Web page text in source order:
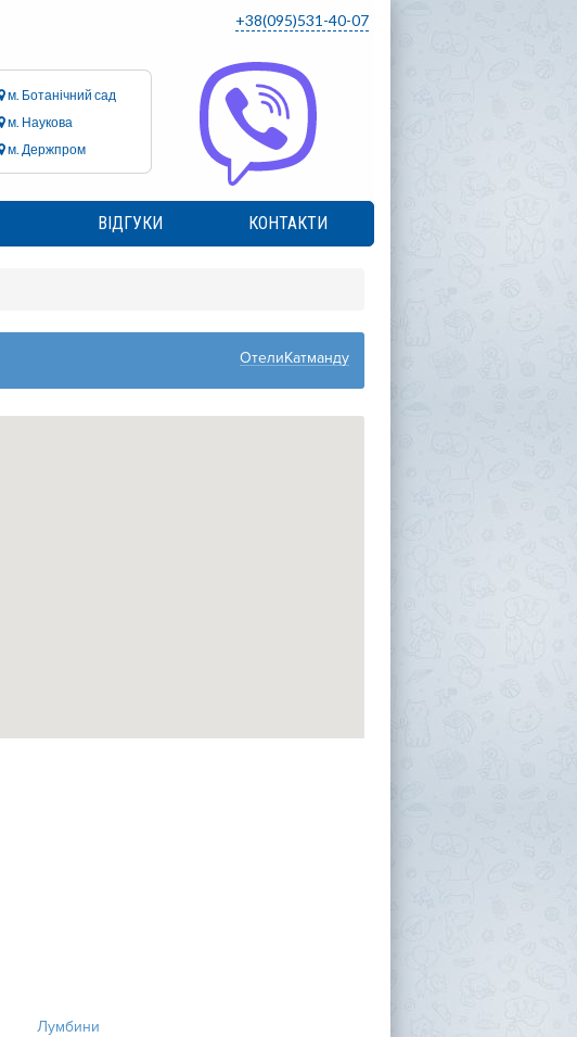
+38(095)531-40-07
м. Ботанічний сад
м. Наукова
м. Держпром
ВІДГУКИ КОНТАКТИ
ОтелиКатманду
Лумбини